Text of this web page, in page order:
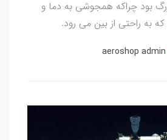
بود چراکه همجوشی به دما و
که به راحتی از بین می رود.
aeroshop admin